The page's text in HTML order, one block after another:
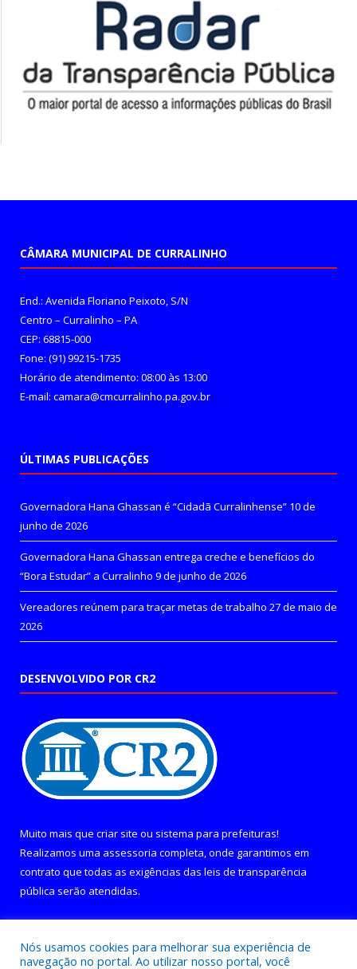
CÂMARA MUNICIPAL DE CURRALINHO
End.: Avenida Floriano Peixoto, S/N
Centro – Curralinho – PA
CEP: 68815-000
Fone: (91) 99215-1735
Horário de atendimento: 08:00 às 13:00
E-mail: camara@cmcurralinho.pa.gov.br
ÚLTIMAS PUBLICAÇÕES
Governadora Hana Ghassan é “Cidadã Curralinhense” 10 de
junho de 2026
Governadora Hana Ghassan entrega creche e benefícios do
“Bora Estudar” a Curralinho 9 de junho de 2026
Vereadores reúnem para traçar metas de trabalho 27 de maio de
2026
DESENVOLVIDO POR CR2
Muito mais que criar site ou sistema para prefeituras!
Realizamos uma assessoria completa, onde garantimos em
contrato que todas as exigências das leis de transparência
pública serão atendidas.
Nós usamos cookies para melhorar sua experiência de
navegação no portal. Ao utilizar nosso portal, você